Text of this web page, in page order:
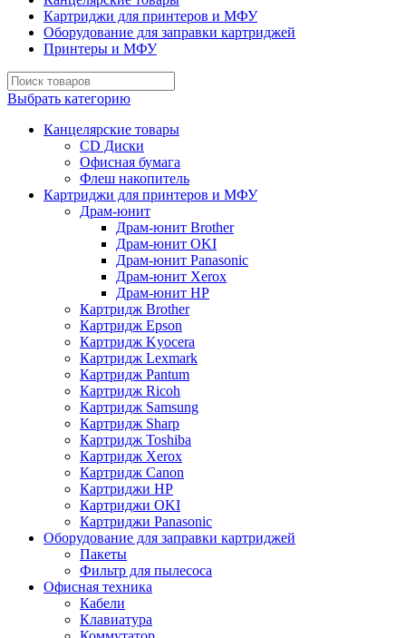
Картриджи для принтеров и МФУ
Оборудование для заправки картриджей
Принтеры и МФУ
Выбрать категорию
Канцелярские товары
CD Диски
Офисная бумага
Флеш накопитель
Картриджи для принтеров и МФУ
Драм-юнит
Драм-юнит Brother
Драм-юнит OKI
Драм-юнит Panasonic
Драм-юнит Xerox
Драм-юнит НР
Картридж Brother
Картридж Epson
Картридж Kyocera
Картридж Lexmark
Картридж Pantum
Картридж Ricoh
Картридж Samsung
Картридж Sharp
Картридж Toshiba
Картридж Xerox
Картридж Сanon
Картриджи HP
Картриджи OKI
Картриджи Panasonic
Оборудование для заправки картриджей
Пакеты
Фильтр для пылесоса
Офисная техника
Кабели
Клавиатура